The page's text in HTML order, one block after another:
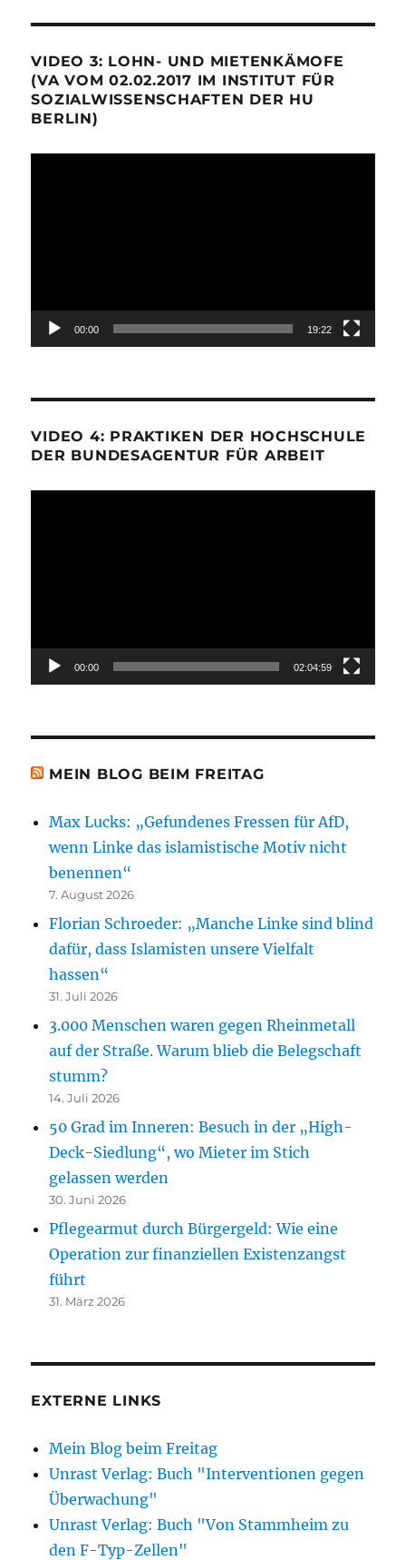
VIDEO 3: LOHN- UND MIETENKÄMOFE
(VA VOM 02.02.2017 IM INSTITUT FÜR
SOZIALWISSENSCHAFTEN DER HU
BERLIN)
00:00 19:22
VIDEO 4: PRAKTIKEN DER HOCHSCHULE
DER BUNDESAGENTUR FÜR ARBEIT
00:00 02:04:59
MEIN BLOG BEIM FREITAG
Max Lucks: „Gefundenes Fressen für AfD,
wenn Linke das islamistische Motiv nicht
benennen“
7. August 2026
Florian Schroeder: „Manche Linke sind blind
dafür, dass Islamisten unsere Vielfalt
hassen“
31. Juli 2026
3.000 Menschen waren gegen Rheinmetall
auf der Straße. Warum blieb die Belegschaft
stumm?
14. Juli 2026
50 Grad im Inneren: Besuch in der „High-
Deck-Siedlung“, wo Mieter im Stich
gelassen werden
30. Juni 2026
Pflegearmut durch Bürgergeld: Wie eine
Operation zur finanziellen Existenzangst
führt
31. März 2026
EXTERNE LINKS
Mein Blog beim Freitag
Unrast Verlag: Buch "Interventionen gegen
Überwachung"
Unrast Verlag: Buch "Von Stammheim zu
den F-Typ-Zellen"